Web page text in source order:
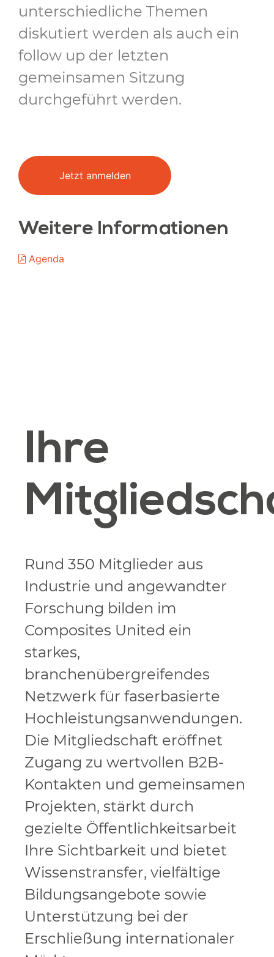
unterschiedliche Themen
diskutiert werden als auch ein
follow up der letzten
gemeinsamen Sitzung
durchgeführt werden.
Jetzt anmelden
Weitere Informationen
Agenda
Ihre
Rund 350 Mitglieder aus
Industrie und angewandter
Forschung bilden im
Composites United ein
starkes,
branchenübergreifendes
Netzwerk für faserbasierte
Hochleistungsanwendungen.
Die Mitgliedschaft eröffnet
Zugang zu wertvollen B2B-
Kontakten und gemeinsamen
Projekten, stärkt durch
gezielte Öffentlichkeitsarbeit
Ihre Sichtbarkeit und bietet
Wissenstransfer, vielfältige
Bildungsangebote sowie
Unterstützung bei der
Erschließung internationaler